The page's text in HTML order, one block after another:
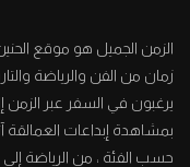
زمان من الفن والرياضة
يرغبون في السفر عبر
بمشاهدة إبداعات
حسب الفئة ، من الرياضة إلى